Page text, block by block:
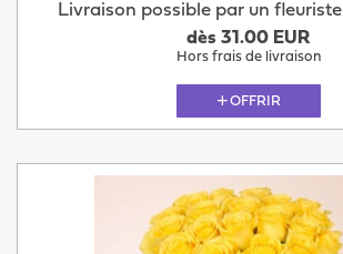
Livraison possible par un fleuriste
dès 31.00 EUR
Hors frais de livraison
OFFRIR